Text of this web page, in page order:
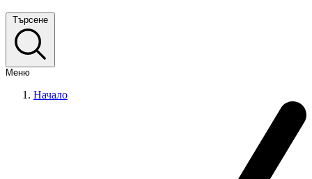
Търсене
Меню
Начало